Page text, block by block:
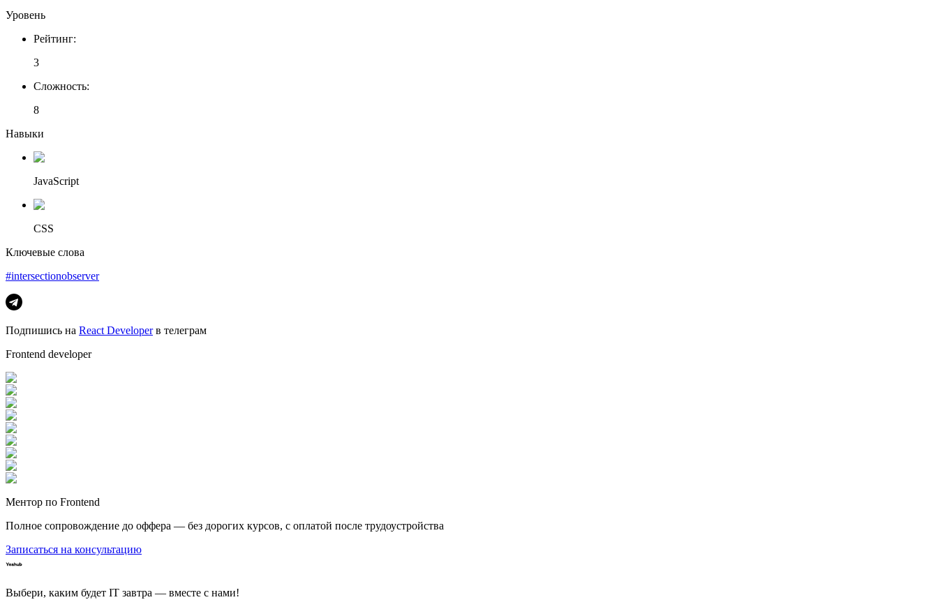
Уровень
Рейтинг:
3
Сложность:
8
Навыки
JavaScript
CSS
Ключевые слова
#intersectionobserver
Подпишись на React Developerв телеграм
Frontend developer
Ментор по Frontend
Полное сопровождение до оффера — без дорогих курсов, с оплатой после трудоустройства
Записаться на консультацию
Выбери, каким будет IT завтра — вместе c нами!